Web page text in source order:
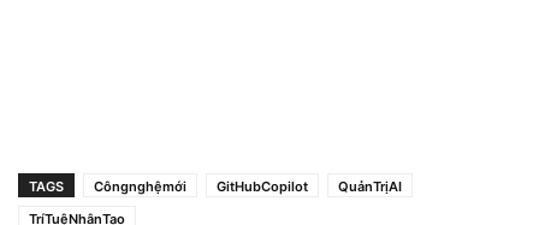
TAGS Côngnghệmới GitHubCopilot
QuảnTrịAI
TríTuệNhânTạo